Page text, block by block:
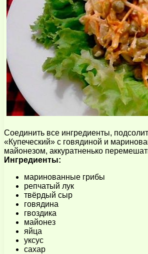
Соединить все ингредиенты,
«Купеческий» с говядиной и
майонезом, аккуратненько
Ингредиенты:
маринованные грибы
репчатый лук
твёрдый сыр
говядина
гвоздика
майонез
яйца
уксус
сахар